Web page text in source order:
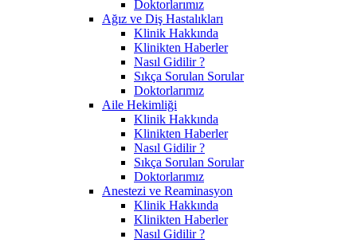
Doktorlarımız
Ağız ve Diş Hastalıkları
Klinik Hakkında
Klinikten Haberler
Nasıl Gidilir ?
Sıkça Sorulan Sorular
Doktorlarımız
Aile Hekimliği
Klinik Hakkında
Klinikten Haberler
Nasıl Gidilir ?
Sıkça Sorulan Sorular
Doktorlarımız
Anestezi ve Reaminasyon
Klinik Hakkında
Klinikten Haberler
Nasıl Gidilir ?